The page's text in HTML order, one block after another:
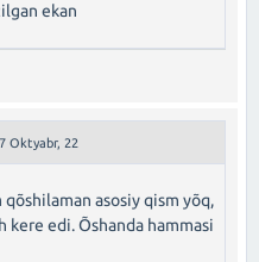
ekan
Oktyabr, 22
asosiy qism yõq,
kere edi. Õshanda hammasi